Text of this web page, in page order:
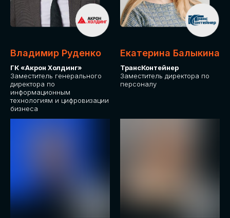
Владимир Руденко
ГК «Акрон Холдинг»
Заместитель генерального
директора по
информационным
технологиям и цифровизации
бизнеса
Екатерина Балыкина
ТрансКонтейнер
Заместитель директора по
персоналу